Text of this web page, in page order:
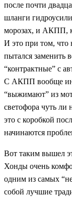
после почти
шланги
морозах, и АКПП,
И это при том, что
пытался заменить
“контрактные” с
С АКПП вообще
“выжимают” из
светофора чуть ли
это с коробкой
начинаются
Вот таким вышел
Хонды очень
одним из самых
собой лучшие